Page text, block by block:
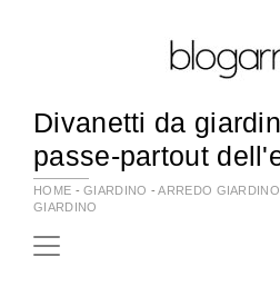
Divanetti da
passe-partout
HOME -GIARDINO -ARREDO GIARDINO
GIARDINO